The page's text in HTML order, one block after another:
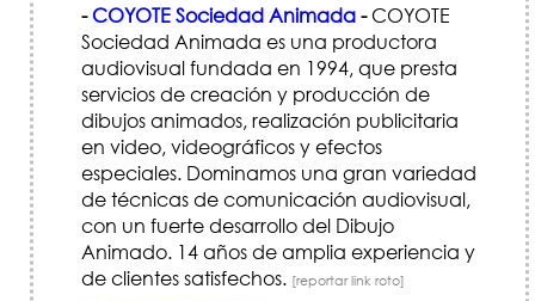
-COYOTE Sociedad Animada-COYOTE
Sociedad Animada es una productora
audiovisual fundada en 1994, que presta
servicios de creación y producción de
dibujos animados, realización publicitaria
en video, videográficos y efectos
especiales. Dominamos una gran variedad
de técnicas de comunicación audiovisual,
con un fuerte desarrollo del Dibujo
Animado. 14 años de amplia experiencia y
de clientes satisfechos. [reportar link roto]